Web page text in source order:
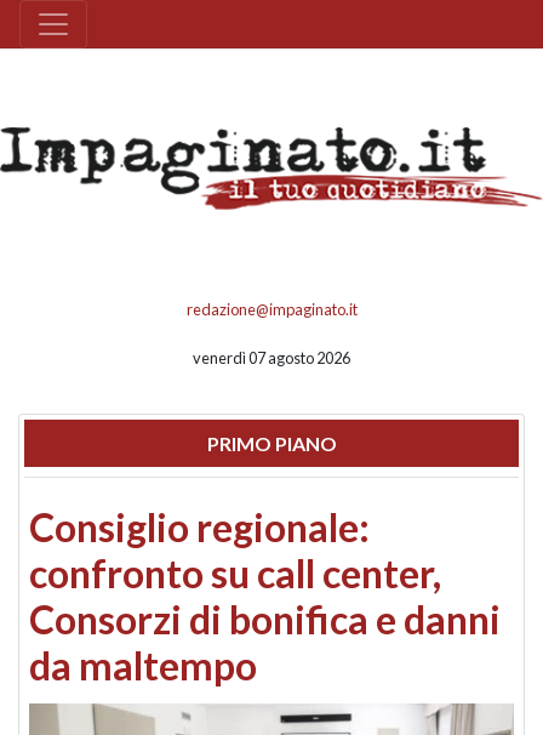
redazione@impaginato.it
venerdì 07 agosto 2026
PRIMO PIANO
Consiglio regionale:
confronto su call center,
Consorzi di bonifica e danni
da maltempo